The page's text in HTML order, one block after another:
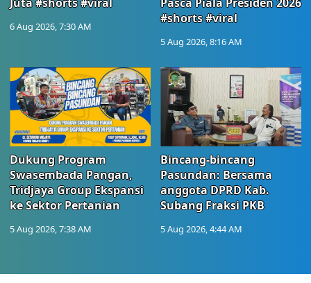
6 Aug 2026, 7:30 AM
#shorts #viral
5 Aug 2026, 8:16 AM
Dukung Program
Swasembada Pangan,
Tridjaya Group Ekspansi
ke Sektor Pertanian
5 Aug 2026, 7:38 AM
Bincang-bincang
Pasundan: Bersama
anggota DPRD Kab.
Subang Fraksi PKB
5 Aug 2026, 4:44 AM